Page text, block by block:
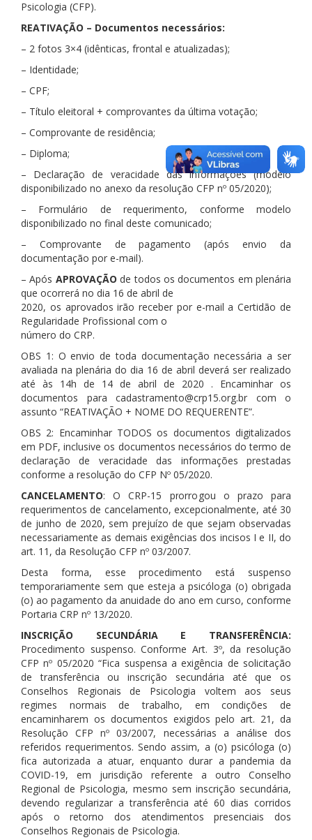
Psicologia (CFP).
REATIVAÇÃO – Documentos necessários:
– 2 fotos 3×4 (idênticas, frontal e atualizadas);
– Identidade;
– CPF;
– Título eleitoral + comprovantes da última votação;
– Comprovante de residência;
– Diploma;
– Declaração de veracidade das informações (modelo
disponibilizado no anexo da resolução CFP nº 05/2020);
– Formulário de requerimento, conforme modelo
disponibilizado no final deste comunicado;
– Comprovante de pagamento (após envio da
documentação por e-mail).
– Após APROVAÇÃO de todos os documentos em plenária
que ocorrerá no dia 16 de abril de
2020, os aprovados irão receber por e-mail a Certidão de
Regularidade Profissional com o
número do CRP.
OBS 1: O envio de toda documentação necessária a ser
avaliada na plenária do dia 16 de abril deverá ser realizado
até às 14h de 14 de abril de 2020 . Encaminhar os
documentos para cadastramento@crp15.org.br com o
assunto “REATIVAÇÃO + NOME DO REQUERENTE”.
OBS 2: Encaminhar TODOS os documentos digitalizados
em PDF, inclusive os documentos necessários do termo de
declaração de veracidade das informações prestadas
conforme a resolução do CFP Nº 05/2020.
CANCELAMENTO: O CRP-15 prorrogou o prazo para
requerimentos de cancelamento, excepcionalmente, até 30
de junho de 2020, sem prejuízo de que sejam observadas
necessariamente as demais exigências dos incisos I e II, do
art. 11, da Resolução CFP nº 03/2007.
Desta forma, esse procedimento está suspenso
temporariamente sem que esteja a psicóloga (o) obrigada
(o) ao pagamento da anuidade do ano em curso, conforme
Portaria CRP nº 13/2020.
INSCRIÇÃO SECUNDÁRIA E TRANSFERÊNCIA:
Procedimento suspenso. Conforme Art. 3º, da resolução
CFP nº 05/2020 “Fica suspensa a exigência de solicitação
de transferência ou inscrição secundária até que os
Conselhos Regionais de Psicologia voltem aos seus
regimes normais de trabalho, em condições de
encaminharem os documentos exigidos pelo art. 21, da
Resolução CFP nº 03/2007, necessárias a análise dos
referidos requerimentos. Sendo assim, a (o) psicóloga (o)
fica autorizada a atuar, enquanto durar a pandemia da
COVID-19, em jurisdição referente a outro Conselho
Regional de Psicologia, mesmo sem inscrição secundária,
devendo regularizar a transferência até 60 dias corridos
após o retorno dos atendimentos presenciais dos
Conselhos Regionais de Psicologia.